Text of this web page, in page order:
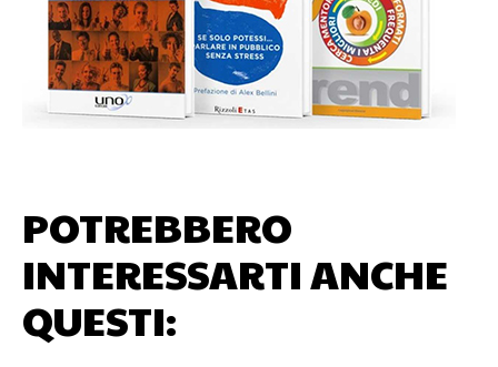
POTREBBERO
INTERESSARTI ANCHE
QUESTI: